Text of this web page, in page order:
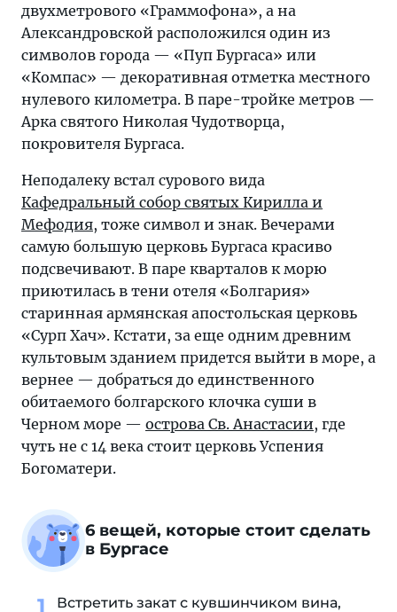
двухметрового «Граммофона», а на
Александровской расположился один из
символов города — «Пуп Бургаса» или
«Компас» — декоративная отметка местного
нулевого километра. В паре-тройке метров —
Арка святого Николая Чудотворца,
покровителя Бургаса.
Неподалеку встал сурового вида
Кафедральный собор святых Кирилла и
Мефодия, тоже символ и знак. Вечерами
самую большую церковь Бургаса красиво
подсвечивают. В паре кварталов к морю
приютилась в тени отеля «Болгария»
старинная армянская апостольская церковь
«Сурп Хач». Кстати, за еще одним древним
культовым зданием придется выйти в море, а
вернее — добраться до единственного
обитаемого болгарского клочка суши в
Черном море — острова Св. Анастасии, где
чуть не с 14 века стоит церковь Успения
Богоматери.
6 вещей, которые стоит сделать
в Бургасе
Встретить закат с кувшинчиком вина,